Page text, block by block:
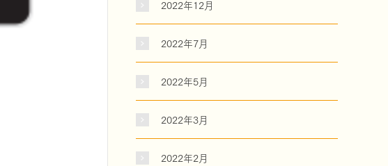
2022年12月
2022年7月
2022年5月
2022年3月
2022年2月